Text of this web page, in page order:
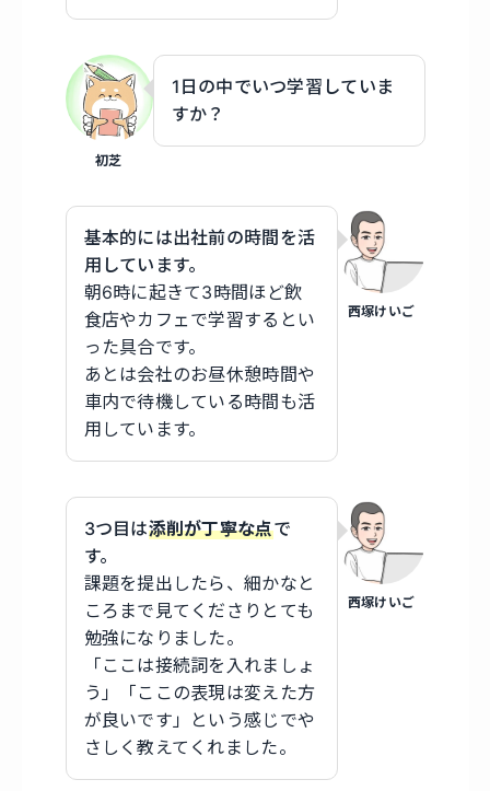
初芝
1日の中でいつ学習していま
すか？
西塚けいご
基本的には出社前の時間を活
用しています。
朝6時に起きて3時間ほど飲
食店やカフェで学習するとい
った具合です。
あとは会社のお昼休憩時間や
車内で待機している時間も活
用しています。
西塚けいご
3つ目は添削が丁寧な点で
す。
課題を提出したら、細かなと
ころまで見てくださりとても
勉強になりました。
「ここは接続詞を入れましょ
う」「ここの表現は変えた方
が良いです」という感じでや
さしく教えてくれました。